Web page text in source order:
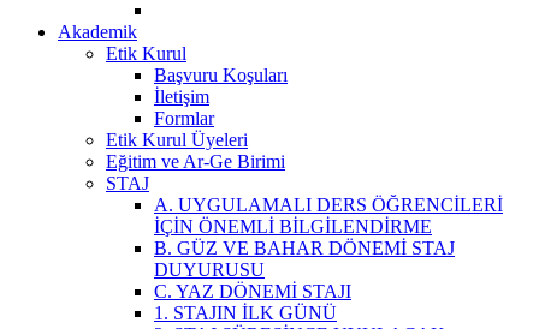
Akademik
Etik Kurul
Başvuru Koşuları
İletişim
Formlar
Etik Kurul Üyeleri
Eğitim ve Ar-Ge Birimi
STAJ
A. UYGULAMALI DERS ÖĞRENCİLERİ
İÇİN ÖNEMLİ BİLGİLENDİRME
B. GÜZ VE BAHAR DÖNEMİ STAJ
DUYURUSU
C. YAZ DÖNEMİ STAJI
1. STAJIN İLK GÜNÜ